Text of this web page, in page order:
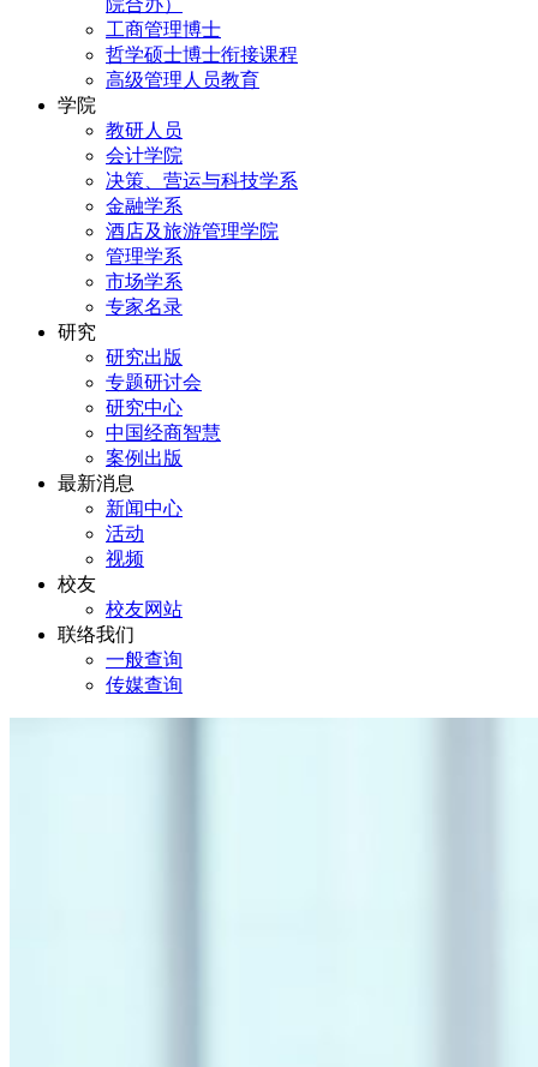
院合办）
工商管理博士
哲学硕士博士衔接课程
高级管理人员教育
学院
教研人员
会计学院
决策、营运与科技学系
金融学系
酒店及旅游管理学院
管理学系
市场学系
专家名录
研究
研究出版
专题研讨会
研究中心
中国经商智慧
案例出版
最新消息
新闻中心
活动
视频
校友
校友网站
联络我们
一般查询
传媒查询